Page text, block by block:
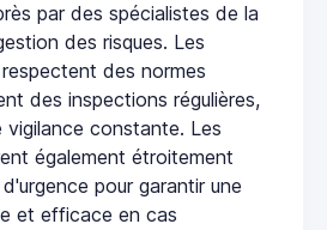
par des spécialistes de la
des risques. Les
des normes
des inspections régulières,
vigilance constante. Les
également étroitement
pour garantir une
et efficace en cas